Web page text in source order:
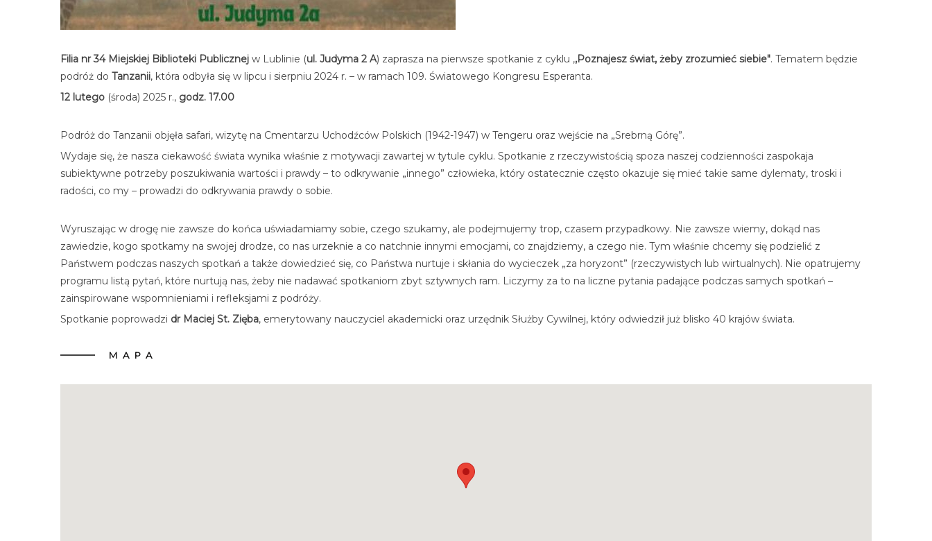
Filia nr 34 Miejskiej Biblioteki Publicznej w Lublinie (ul. Judyma 2 A) zaprasza na pierwsze spotkanie z cyklu ,,Poznajesz świat, żeby zrozumieć siebie". Tematem będzie
podróż do Tanzanii, która odbyła się w lipcu i sierpniu 2024 r. – w ramach 109. Światowego Kongresu Esperanta.
12 lutego (środa) 2025 r., godz. 17.00
Podróż do Tanzanii objęła safari, wizytę na Cmentarzu Uchodźców Polskich (1942-1947) w Tengeru oraz wejście na „Srebrną Górę”.
Wydaje się, że nasza ciekawość świata wynika właśnie z motywacji zawartej w tytule cyklu. Spotkanie z rzeczywistością spoza naszej codzienności zaspokaja
subiektywne potrzeby poszukiwania wartości i prawdy – to odkrywanie „innego” człowieka, który ostatecznie często okazuje się mieć takie same dylematy, troski i
radości, co my – prowadzi do odkrywania prawdy o sobie.
Wyruszając w drogę nie zawsze do końca uświadamiamy sobie, czego szukamy, ale podejmujemy trop, czasem przypadkowy. Nie zawsze wiemy, dokąd nas
zawiedzie, kogo spotkamy na swojej drodze, co nas urzeknie a co natchnie innymi emocjami, co znajdziemy, a czego nie. Tym właśnie chcemy się podzielić z
Państwem podczas naszych spotkań a także dowiedzieć się, co Państwa nurtuje i skłania do wycieczek „za horyzont” (rzeczywistych lub wirtualnych). Nie opatrujemy
programu listą pytań, które nurtują nas, żeby nie nadawać spotkaniom zbyt sztywnych ram. Liczymy za to na liczne pytania padające podczas samych spotkań –
zainspirowane wspomnieniami i refleksjami z podróży.
Spotkanie poprowadzi dr Maciej St. Zięba, emerytowany nauczyciel akademicki oraz urzędnik Służby Cywilnej, który odwiedził już blisko 40 krajów świata.
MAPA